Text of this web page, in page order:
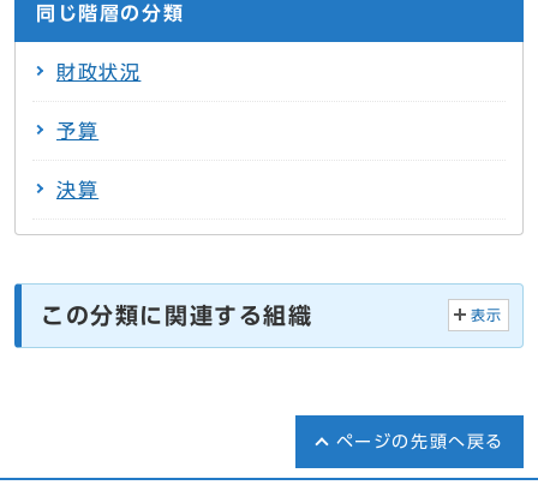
同じ階層の分類
財政状況
予算
決算
この分類に関連する組織 表示
ページの先頭へ戻る